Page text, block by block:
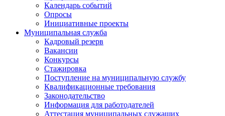
Календарь событий
Опросы
Инициативные проекты
Муниципальная служба
Кадровый резерв
Вакансии
Конкурсы
Стажировка
Поступление на муниципальную службу
Квалификационные требования
Законодательство
Информация для работодателей
Аттестация муниципальных служащих